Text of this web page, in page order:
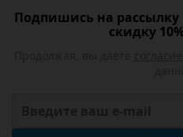
Подпишись на
скидку